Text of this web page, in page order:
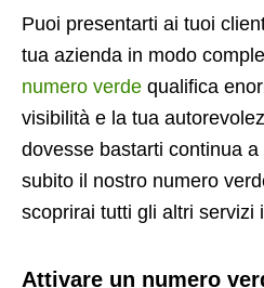
Puoi presentarti ai tuoi
tua azienda in modo
numero verde qualifica
visibilità e la tua
dovesse bastarti continua
subito il nostro numero
scoprirai tutti gli altri servizi
Attivare un numero